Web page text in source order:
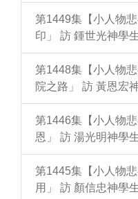
第1449集【小人物
印」 訪 鍾世光神學
第1448集【小人物
院之路」 訪 黃恩宏
第1446集【小人物
恩」 訪 湯光明神學
第1445集【小人物
用」 訪 顏信忠神學